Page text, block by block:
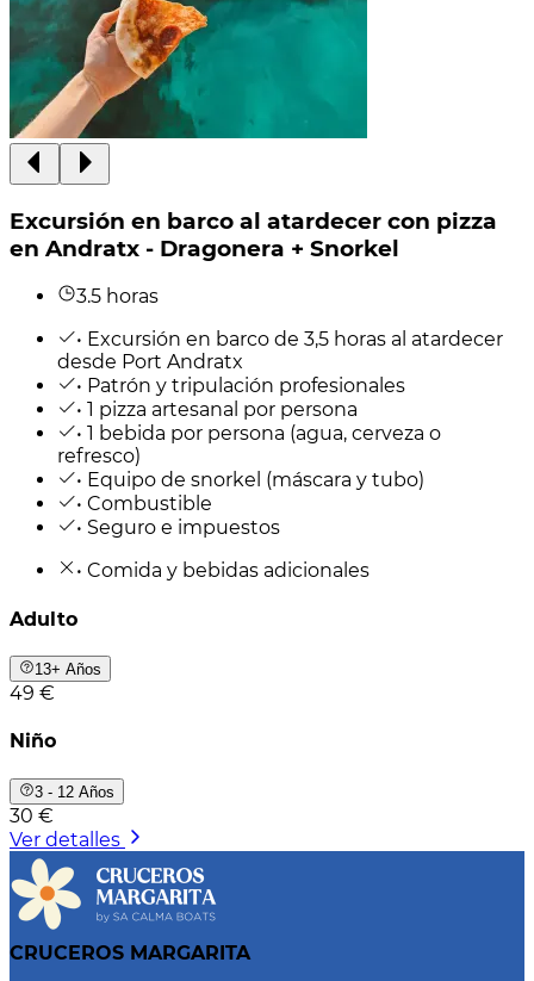
Excursión en barco al atardecer con pizza
en Andratx - Dragonera + Snorkel
3.5 horas
• Excursión en barco de 3,5 horas al atardecer
desde Port Andratx
• Patrón y tripulación profesionales
• 1 pizza artesanal por persona
• 1 bebida por persona (agua, cerveza o
refresco)
• Equipo de snorkel (máscara y tubo)
• Combustible
• Seguro e impuestos
• Comida y bebidas adicionales
Adulto
13+ Años
49 €
Niño
3 - 12 Años
30 €
Ver detalles
CRUCEROS MARGARITA